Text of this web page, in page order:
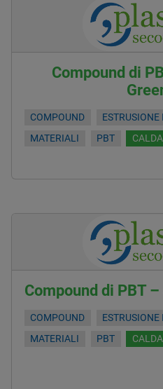
Compound di
COMPOUND
MATERIALI
PBT
Compound di PBT
COMPOUND
MATERIALI
PBT